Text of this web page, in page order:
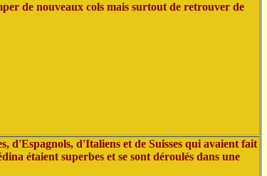
de nouveaux cols mais surtout de retrouver de
d'Espagnols, d'Italiens et de Suisses qui avaient fait
étaient superbes et se sont déroulés dans une